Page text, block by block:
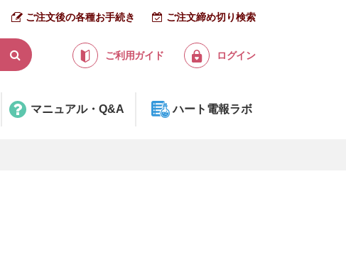
ご注文後の各種お手続き ご注文締め切り検索
ご利用ガイド ログイン
マニュアル・Q&A ハート電報ラボ